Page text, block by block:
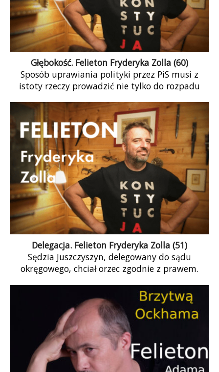
Głębokość. Felieton Fryderyka Zolla (60)
Sposób uprawiania polityki przez PiS musi z
istoty rzeczy prowadzić nie tylko do rozpadu
Delegacja. Felieton Fryderyka Zolla (51)
Sędzia Juszczyszyn, delegowany do sądu
okręgowego, chciał orzec zgodnie z prawem.
Polska jest w Unii […]